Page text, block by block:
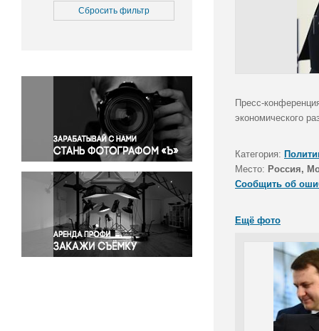
Медицина
Окружающая среда
Политика
Правосудие
Происшествия и конфликты
Религия
Светская жизнь
Спорт
Экология
Экономика и бизнес
Сбросить фильтр
Пресс-
экономического
Категория:
Место: Россия,
Сообщить об
Ещё фото